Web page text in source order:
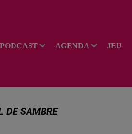
PODCAST AGENDA JEU
DE SAMBRE